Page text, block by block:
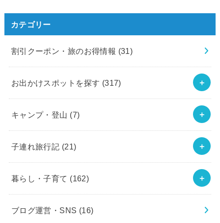
カテゴリー
割引クーポン・旅のお得情報 (31)
お出かけスポットを探す (317)
キャンプ・登山 (7)
子連れ旅行記 (21)
暮らし・子育て (162)
ブログ運営・SNS (16)